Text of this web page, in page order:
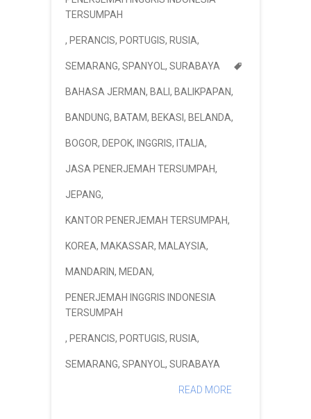
TERSUMPAH
, PERANCIS, PORTUGIS, RUSIA,
SEMARANG, SPANYOL , SURABAYA
BAHASA JERMAN, BALI, BALIKPAPAN,
BANDUNG, BATAM, BEKASI, BELANDA,
BOGOR, DEPOK, INGGRIS, ITALIA,
JASA PENERJEMAH TERSUMPAH,
JEPANG,
KANTOR PENERJEMAH TERSUMPAH,
KOREA, MAKASSAR, MALAYSIA,
MANDARIN, MEDAN,
PENERJEMAH INGGRIS INDONESIA
TERSUMPAH
, PERANCIS, PORTUGIS, RUSIA,
SEMARANG, SPANYOL , SURABAYA
READ MORE